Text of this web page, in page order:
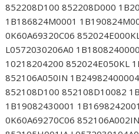
852208D100 852208D000
1B186824M0001
0K60A69320C06
L0572030206A0
10218204200 852024E050KL
852106A050IN
852108D100 852108D10082
1B19082430001
0K60A69270C06